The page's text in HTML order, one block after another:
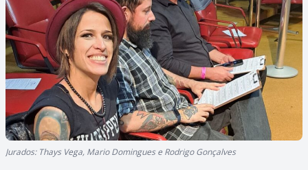
Jurados: Thays Vega, Mario Domingues e Rodrigo Gonçalves